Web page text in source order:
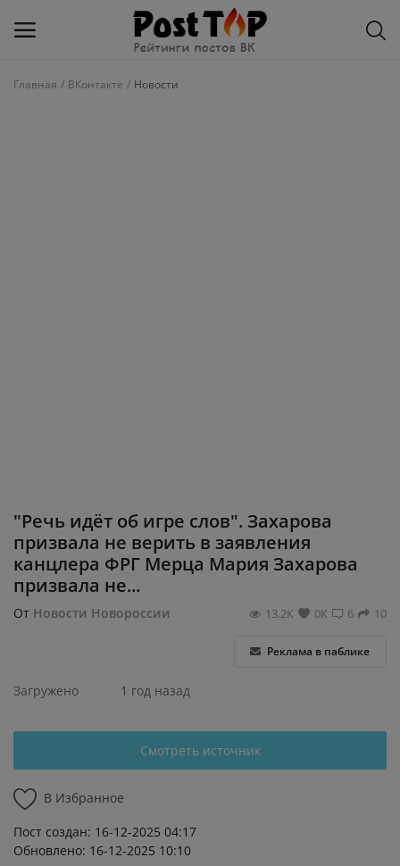
Главная ВКонтакте Новости
"Речь идёт об игре слов". Захарова
призвала не верить в заявления
канцлера ФРГ Мерца Мария Захарова
призвала не...
От Новости Новороссии 10
6
0К
13.2К
Реклама в паблике
Загружено 1 год назад
Смотреть источник
В Избранное
Пост создан: 16-12-2025 04:17
Обновлено: 16-12-2025 10:10